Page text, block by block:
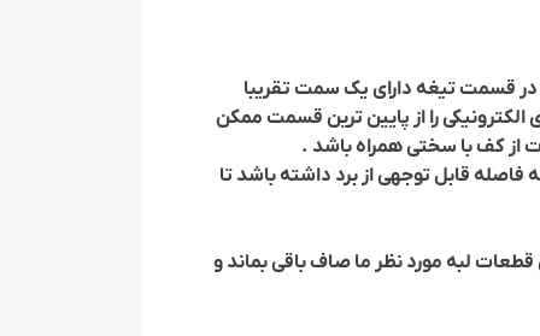
قسمت تیغه دارای یک سمت تقریبا
را از پایین ترین قسمت ممکن
از کف با سختی همراه باشد .
قابل توجهی از برد داشته باشد تا
لبه مورد نظر ما صاف باقی بماند و